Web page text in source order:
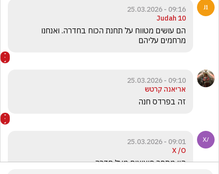
09:16 - 25.03.2026
Judah 10
מרחמים עליהם
09:10 - 25.03.2026
אריאנה קרטש
זה בפרדס חנה
09:01 - 25.03.2026
X /O
היו מספר פיצוצים מעל חדרה